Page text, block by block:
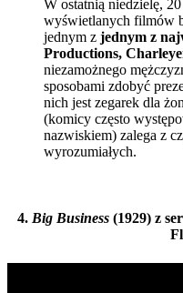
W ostatnią niedzielę,
wyświetlanych filmów
jednym z jednym z
Productions,
niezamożnego
sposobami zdobyć
nich jest zegarek dla
(komicy często
nazwiskiem) zalega z
wyrozumiałych.
4. Big Business (1929) z